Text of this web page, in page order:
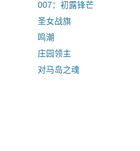
007：初露锋芒
圣女战旗
鸣潮
庄园领主
对马岛之魂